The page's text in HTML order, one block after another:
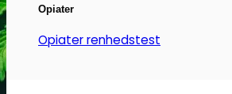
Opiater
Opiater renhedstest